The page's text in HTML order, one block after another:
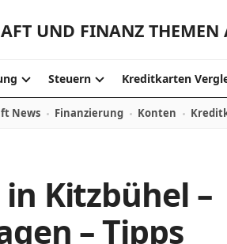
UND FINANZ THEMEN
Steuern Kreditkarten
News Finanzierung Konten
Kitzbühel –
– Tipps